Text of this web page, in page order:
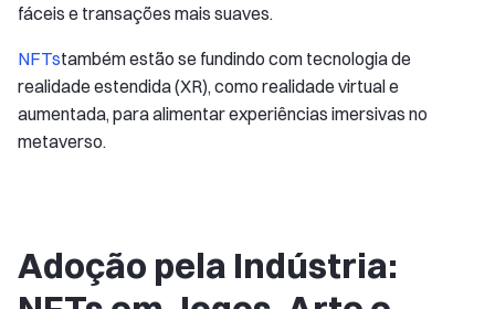
fáceis e transações mais suaves.
NFTstambém estão se fundindo com tecnologia de
realidade estendida (XR), como realidade virtual e
aumentada, para alimentar experiências imersivas no
metaverso.
Adoção pela Indústria: